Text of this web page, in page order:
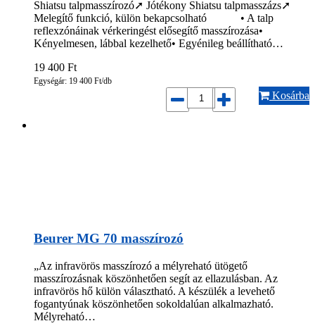
Shiatsu talpmasszírozó➚ Jótékony Shiatsu talpmasszázs➚
Melegítő funkció, külön bekapcsolható • A talp
reflexzónáinak vérkeringést elősegítő masszírozása•
Kényelmesen, lábbal kezelhető• Egyénileg beállítható…
19 400 Ft
Egységár: 19 400 Ft/db
Kosárba
Beurer MG 70 masszírozó
„Az infravörös masszírozó a mélyreható ütögető
masszírozásnak köszönhetően segít az ellazulásban. Az
infravörös hő külön választható. A készülék a levehető
fogantyúnak köszönhetően sokoldalúan alkalmazható.
Mélyreható…